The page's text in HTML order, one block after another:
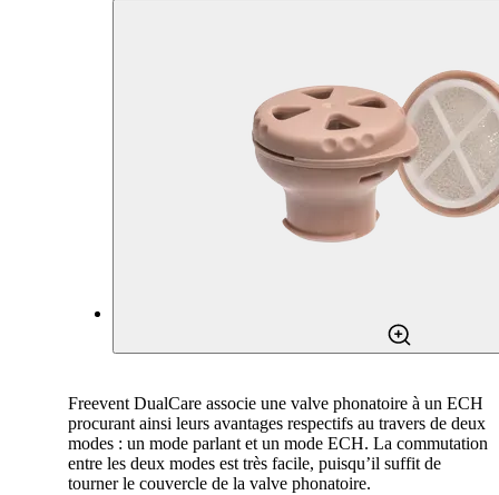
Freevent DualCare associe une valve phonatoire à un ECH
procurant ainsi leurs avantages respectifs au travers de deux
modes : un mode parlant et un mode ECH. La commutation
entre les deux modes est très facile, puisqu’il suffit de
tourner le couvercle de la valve phonatoire.